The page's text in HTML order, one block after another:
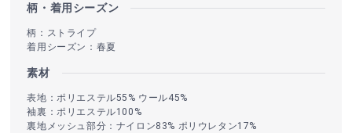
柄・着用シーズン
柄：ストライプ
着用シーズン：春夏
素材
表地：ポリエステル55% ウール45%
袖裏：ポリエステル100%
裏地メッシュ部分：ナイロン83% ポリウレタン17%